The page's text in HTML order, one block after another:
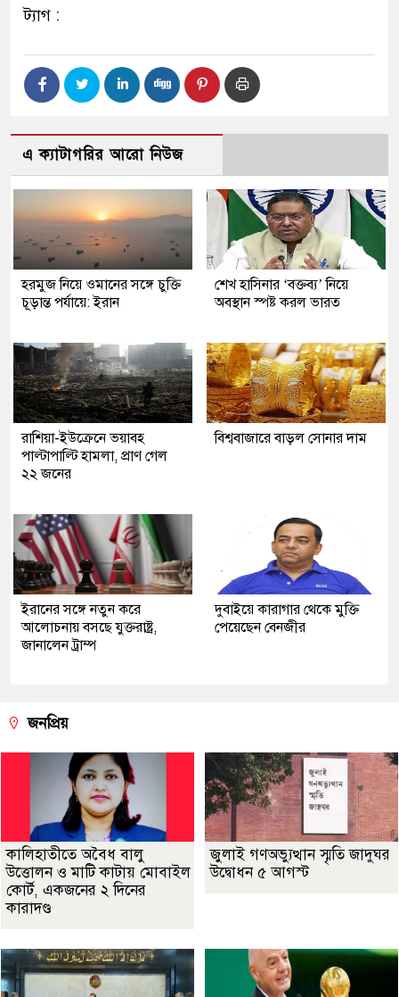
ট্যাগ :
এ ক্যাটাগরির আরো নিউজ
হরমুজ নিয়ে ওমানের সঙ্গে চুক্তি
চূড়ান্ত পর্যায়ে: ইরান
শেখ হাসিনার ‘বক্তব্য’ নিয়ে
অবস্থান স্পষ্ট করল ভারত
রাশিয়া-ইউক্রেনে ভয়াবহ
পাল্টাপাল্টি হামলা, প্রাণ গেল
২২ জনের
বিশ্ববাজারে বাড়ল সোনার দাম
ইরানের সঙ্গে নতুন করে
আলোচনায় বসছে যুক্তরাষ্ট্র,
জানালেন ট্রাম্প
দুবাইয়ে কারাগার থেকে মুক্তি
পেয়েছেন বেনজীর
জনপ্রিয়
কালিহাতীতে অবৈধ বালু
উত্তোলন ও মাটি কাটায় মোবাইল
কোর্ট, একজনের ২ দিনের
কারাদণ্ড
জুলাই গণঅভ্যুত্থান স্মৃতি জাদুঘর
উদ্বোধন ৫ আগস্ট